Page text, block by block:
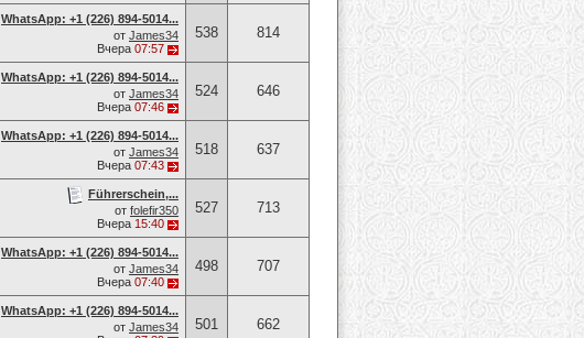
WhatsApp: +1 (226) 894-5014​...
от James34
Вчера 07:57
538 814
WhatsApp: +1 (226) 894-5014​...
от James34
Вчера 07:46
524 646
WhatsApp: +1 (226) 894-5014​...
от James34
Вчера 07:43
518 637
Führerschein,...
от folefir350
Вчера 15:40
527 713
WhatsApp: +1 (226) 894-5014​...
от James34
Вчера 07:40
498 707
WhatsApp: +1 (226) 894-5014​...
от James34
501 662